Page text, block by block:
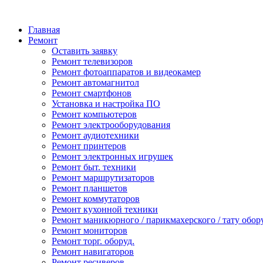
Главная
Ремонт
Оставить заявку
Ремонт телевизоров
Ремонт фотоаппаратов и видеокамер
Ремонт автомагнитол
Ремонт смартфонов
Установка и настройка ПО
Ремонт компьютеров
Ремонт электрооборудования
Ремонт аудиотехники
Ремонт принтеров
Ремонт электронных игрушек
Ремонт быт. техники
Ремонт маршрутизаторов
Ремонт планшетов
Ремонт коммутаторов
Ремонт кухонной техники
Ремонт маникюрного / парикмахерского / тату
Ремонт мониторов
Ремонт торг. оборуд.
Ремонт навигаторов